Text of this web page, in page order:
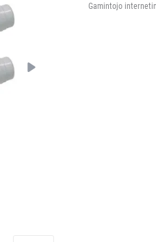
Gamintojo